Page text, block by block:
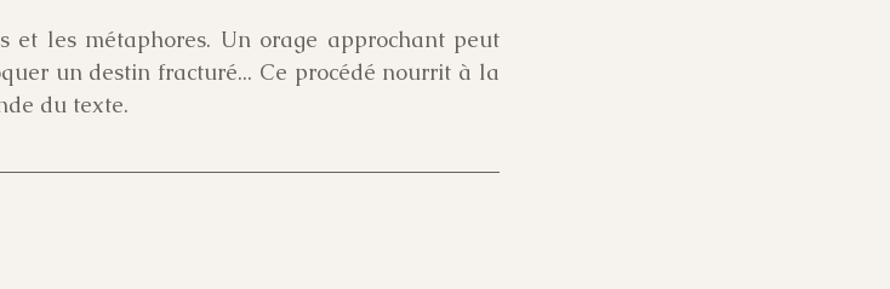
et les métaphores. Un orage approchant peut
un destin fracturé... Ce procédé nourrit à la
du texte.